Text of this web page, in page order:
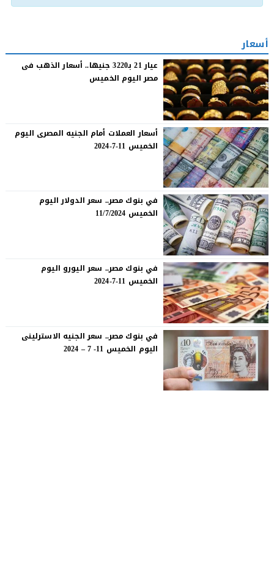
أسعار
عيار 21 بـ3220 جنيها.. أسعار الذهب فى
مصر اليوم الخميس
أسعار العملات أمام الجنيه المصرى اليوم
الخميس 11-7-2024
في بنوك مصر.. سعر الدولار اليوم
الخميس 11/7/2024
في بنوك مصر.. سعر اليورو اليوم
الخميس 11-7-2024
في بنوك مصر.. سعر الجنيه الاسترلينى
اليوم الخميس 11- 7 – 2024